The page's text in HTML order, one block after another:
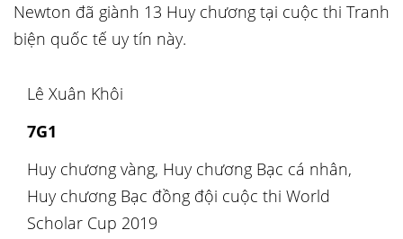
Newton đã giành 13 Huy chương tại cuộc thi Tranh
biện quốc tế uy tín này.
Lê Xuân Khôi
7G1
Huy chương vàng, Huy chương Bạc cá nhân,
Huy chương Bạc đồng đội cuộc thi World
Scholar Cup 2019